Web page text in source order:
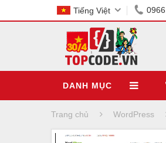
Tiếng Việt
DANH MỤC
Trang chủ WordPress